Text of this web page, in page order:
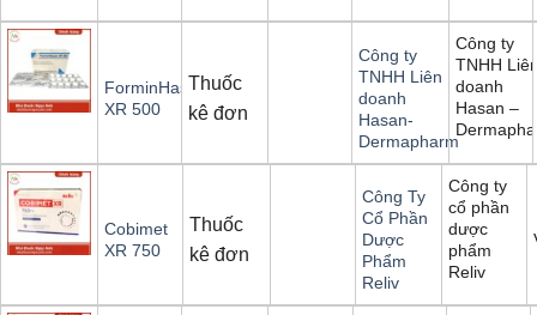
ForminHasan
XR 500
Thuốc
kê đơn
Công ty
TNHH Liên
doanh
Hasan-
Dermapharm
Công ty
TNHH
doanh
Hasan –
Cobimet
XR 750
Thuốc
kê đơn
Công Ty
Cổ Phần
Dược
Phẩm
Reliv
Công ty
cổ phần
dược
phẩm
Reliv